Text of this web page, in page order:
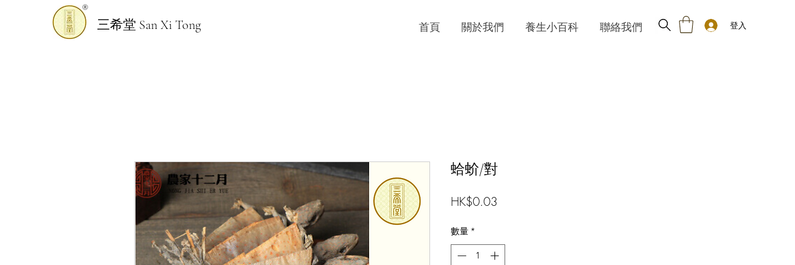
三希堂 San Xi Tong 首頁 關於我們 養生小百科 聯絡我們 登入
蛤蚧/對
HK$0.03
數量 *